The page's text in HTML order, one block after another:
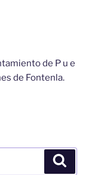
de P u e
de Fontenla.